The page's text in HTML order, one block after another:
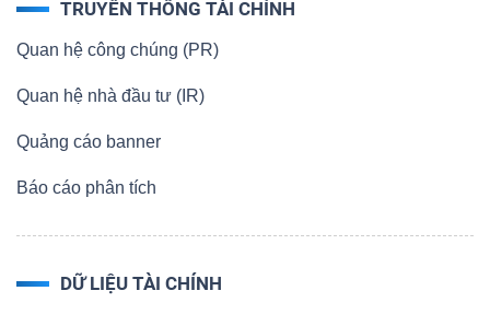
TRUYỀN THÔNG TÀI CHÍNH
Quan hệ công chúng (PR)
Quan hệ nhà đầu tư (IR)
Quảng cáo banner
Báo cáo phân tích
DỮ LIỆU TÀI CHÍNH